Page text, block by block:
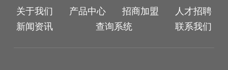
关于我们 产品中心 招商加盟
人才招聘
新闻资讯
查询系统 联系我们